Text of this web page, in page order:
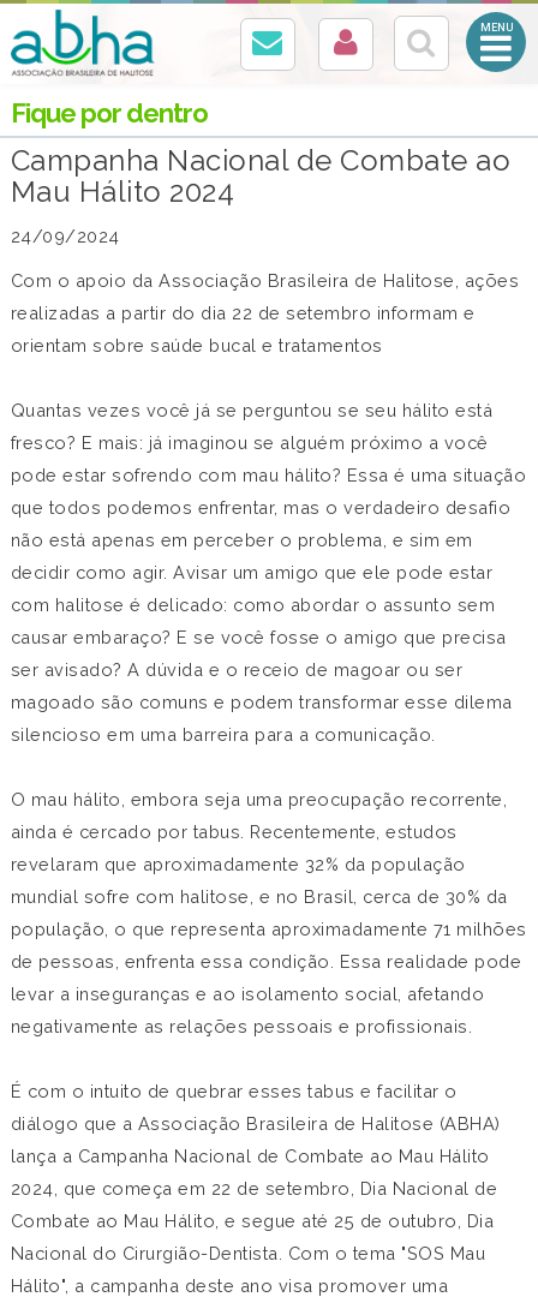
Abrir
Menu
Mobile
Fique por dentro
Campanha Nacional de Combate ao
Mau Hálito 2024
24/09/2024
Com o apoio da Associação Brasileira de Halitose, ações
realizadas a partir do dia 22 de setembro informam e
orientam sobre saúde bucal e tratamentos
Quantas vezes você já se perguntou se seu hálito está
fresco? E mais: já imaginou se alguém próximo a você
pode estar sofrendo com mau hálito? Essa é uma situação
que todos podemos enfrentar, mas o verdadeiro desafio
não está apenas em perceber o problema, e sim em
decidir como agir. Avisar um amigo que ele pode estar
com halitose é delicado: como abordar o assunto sem
causar embaraço? E se você fosse o amigo que precisa
ser avisado? A dúvida e o receio de magoar ou ser
magoado são comuns e podem transformar esse dilema
silencioso em uma barreira para a comunicação.
O mau hálito, embora seja uma preocupação recorrente,
ainda é cercado por tabus. Recentemente, estudos
revelaram que aproximadamente 32% da população
mundial sofre com halitose, e no Brasil, cerca de 30% da
população, o que representa aproximadamente 71 milhões
de pessoas, enfrenta essa condição. Essa realidade pode
levar a inseguranças e ao isolamento social, afetando
negativamente as relações pessoais e profissionais.
É com o intuito de quebrar esses tabus e facilitar o
diálogo que a Associação Brasileira de Halitose (ABHA)
lança a Campanha Nacional de Combate ao Mau Hálito
2024, que começa em 22 de setembro, Dia Nacional de
Combate ao Mau Hálito, e segue até 25 de outubro, Dia
Nacional do Cirurgião-Dentista. Com o tema "SOS Mau
Hálito", a campanha deste ano visa promover uma